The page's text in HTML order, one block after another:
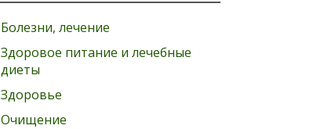
Болезни, лечение
Здоровое питание и лечебные
диеты
Здоровье
Очищение